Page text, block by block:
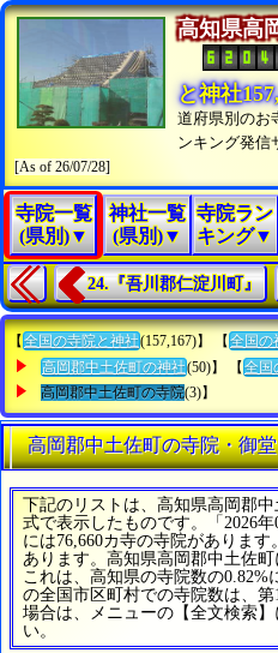
高知県高
と神社
道府県別のお
ンキング発信
[As of 26/07/28]
寺院一覧
(県別)▼
神社一覧
(県別)▼
寺院ラン
キング▼
24.『吾川郡仁淀川町』
【 全国の寺院と神社(157,167)】 【 全国の
高岡郡中土佐町の神社(50)】 【 全国
高岡郡中土佐町の寺院(3)】
高岡郡中土佐町の寺院・御
下記のリストは、高知県高岡郡
式で表示したものです。「2026
には76,660カ寺の寺院がありま
あります。高知県高岡郡中土佐町
これは、高知県の寺院数の0.82%
の全国市区町村での寺院数は、
場合は、メニューの【全文検索
い。